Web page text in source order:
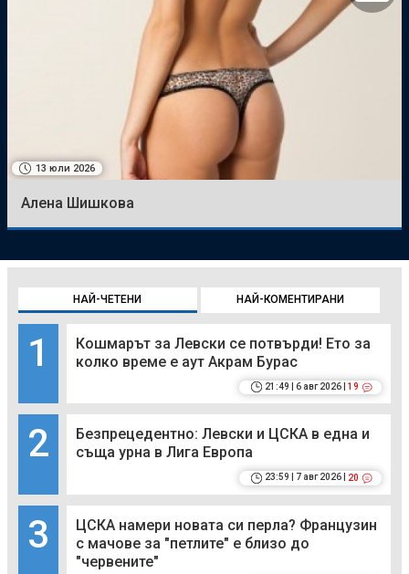
13 юли 2026
Алена Шишкова
НАЙ-ЧЕТЕНИ НАЙ-КОМЕНТИРАНИ
1
Кошмарът за Левски се потвърди! Ето за
колко време е аут Акрам Бурас
21:49 | 6 авг 2026 | 19
2
Безпрецедентно: Левски и ЦСКА в една и
съща урна в Лига Европа
23:59 | 7 авг 2026 | 20
3
ЦСКА намери новата си перла? Французин
с мачове за "петлите" е близо до
"червените"